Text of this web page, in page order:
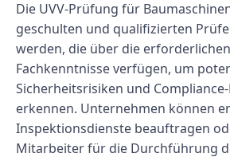
Die UVV-Prüfung für
geschulten und qualifizierten
werden, die über die
Fachkenntnisse verfügen, um
Sicherheitsrisiken und
erkennen. Unternehmen können
Inspektionsdienste beauftragen
Mitarbeiter für die Durchführung